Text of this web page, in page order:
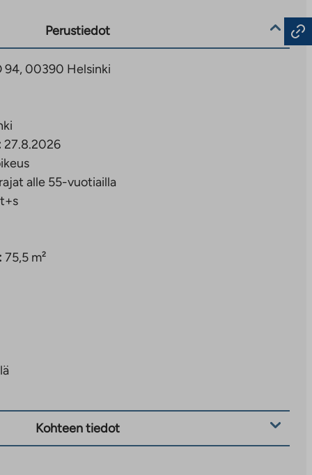
Perustiedot
94, 00390 Helsinki
27.8.2026
alle 55-vuotiailla
75,5 m²
Kohteen tiedot